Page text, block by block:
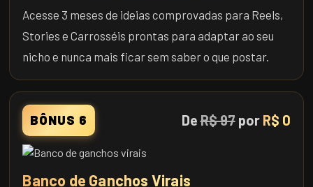
Acesse 3 meses de ideias comprovadas para Reels,
Stories e Carrosséis prontas para adaptar ao seu
nicho e nunca mais ficar sem saber o que postar.
BÔNUS 6 DeR$ 97por R$ 0
Banco de Ganchos Virais